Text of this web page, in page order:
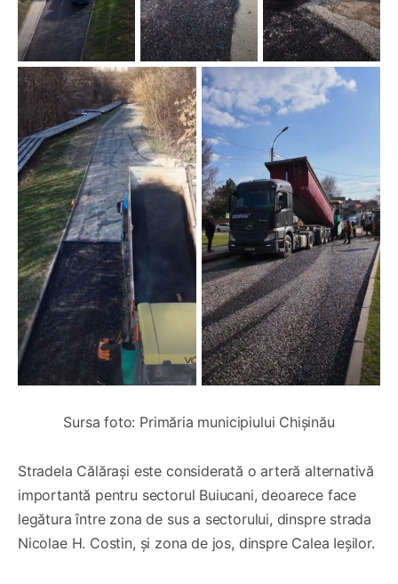
Sursa foto: Primăria municipiului Chișinău
Stradela Călărași este considerată o arteră alternativă
importantă pentru sectorul Buiucani, deoarece face
legătura între zona de sus a sectorului, dinspre strada
Nicolae H. Costin, și zona de jos, dinspre Calea Ieșilor.